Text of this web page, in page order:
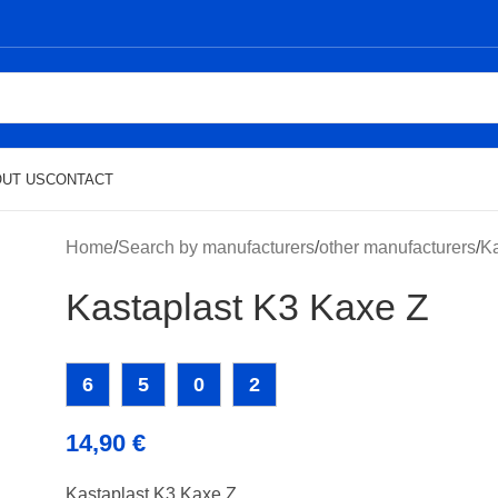
USCONTACT
Home/Search by manufacturers/other manufacturers/
Kastaplast K3 Kaxe Z
6 5 0 2
14,90 €
Kastaplast K3 Kaxe Z